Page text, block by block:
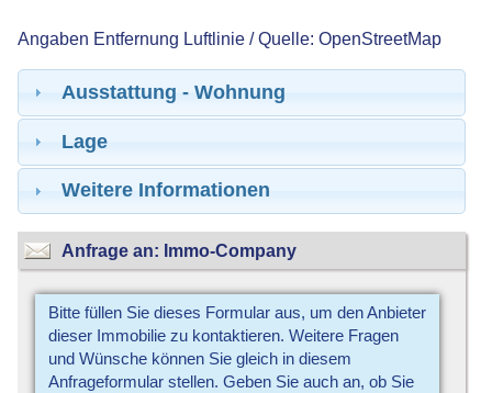
Angaben Entfernung Luftlinie / Quelle: OpenStreetMap
Ausstattung - Wohnung
Lage
Weitere Informationen
Anfrage an: Immo-Company
Bitte füllen Sie dieses Formular aus, um den Anbieter
dieser Immobilie zu kontaktieren. Weitere Fragen
und Wünsche können Sie gleich in diesem
Anfrageformular stellen. Geben Sie auch an, ob Sie